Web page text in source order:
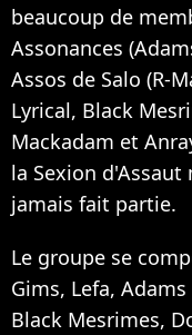
beaucoup de
Assonances
Assos de Salo (R-
Lyrical, Black
Mackadam et
la Sexion
jamais fait partie.
Le groupe se
Gims, Lefa,
Black Mesrimes,